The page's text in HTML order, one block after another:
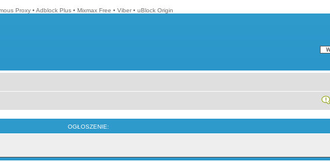
Proxy • Adblock Plus • Mixmax Free • Viber • uBlock Origin
OGŁOSZENIE: